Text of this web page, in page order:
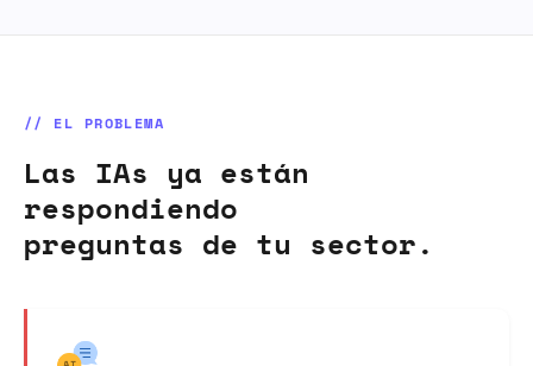
// EL PROBLEMA
Las IAs ya están
respondiendo
preguntas de tu sector.